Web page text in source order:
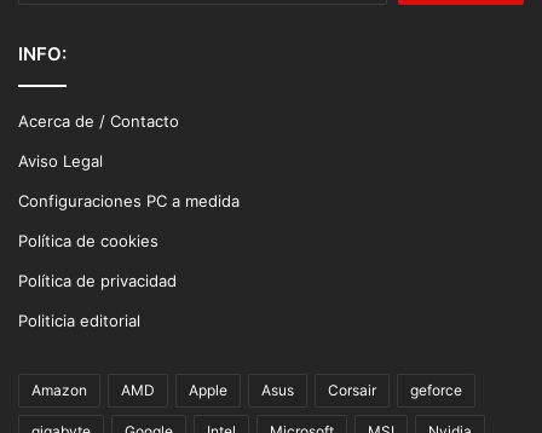
INFO:
Acerca de / Contacto
Aviso Legal
Configuraciones PC a medida
Política de cookies
Política de privacidad
Politicia editorial
Amazon AMD Apple Asus Corsair geforce